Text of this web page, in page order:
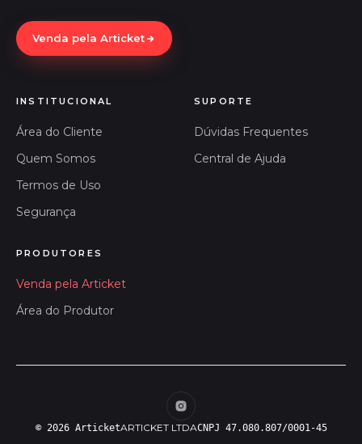
Venda pela Articket
INSTITUCIONAL
Área do Cliente
Quem Somos
Termos de Uso
Segurança
SUPORTE
Dúvidas Frequentes
Central de Ajuda
PRODUTORES
Venda pela Articket
Área do Produtor
© 2026 ArticketARTICKET LTDACNPJ 47.080.807/0001-45